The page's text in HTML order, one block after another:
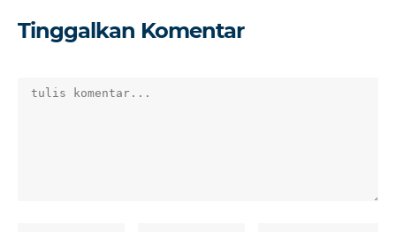
Tinggalkan Komentar